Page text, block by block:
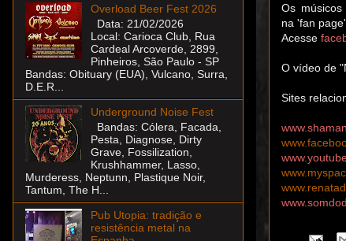
Os
na 'fan
Acesse
O vídeo de
Sites
Overload Beer Fest 2026
Data: 21/02/2026
Local: Carioca Club, Rua
Cardeal Arcoverde, 2899,
Pinheiros, São Paulo - SP
Bandas: Obituary (EUA), Vulcano, Surra,
D.E.R...
Underground Noise Fest
Bandas: Cólera, Facada,
Pesta, Diagnose, Dirty
Grave, Fossilization,
Krushhammer, Lasso,
Murderess, Neptunn, Plastique Noir,
Tantum, The H...
Pub Utopia: tradição e
resistência metal na